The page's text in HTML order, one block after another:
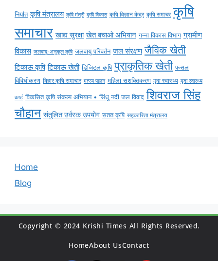
निर्यात कृषि मंत्रालय कृषि मंत्री कृषि विकास कृषि विज्ञान केंद्र कृषि समाचर कृषि
समाचार खाद्य सुरक्षा खेत बचाओ अभियान गन्ना विकास विभाग ग्रामीण
विकास जलवायु-अनुकूल कृषि जलवायु परिवर्तन जल संरक्षण जैविक खेती
टिकाऊ कृषि टिकाऊ खेती डिजिटल कृषि प्राकृतिक खेती फसल
विविधीकरण बिहार कृषि समाचार मत्स्य पालन महिला सशक्तिकरण मृदा स्वास्थ्य मृदा स्वास्थ्य
कार्ड विकसित कृषि संकल्प अभियान • सिंधु नदी जल विवाद शिवराज सिंह
चौहान संतुलित उर्वरक उपयोग सतत कृषि सहकारिता मंत्रालय
Home
Blog
Copyright © 2024 Krishi Times All Rights Reserved.
HomeAbout UsContact